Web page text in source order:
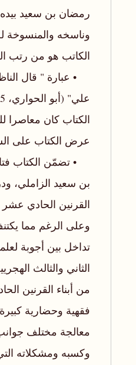
رمضان بن سعيد
وناسخه والمنسوخة
الكاتب هو من رتب
• عبارة " قال
الكتاب كان
عرض الكتاب على
• تضمّن الكتاب
بن سعيد الزاملي،
القرنين الحادي
وعلى الرغم مما
تداخل بين أجوبة
الثاني والثالث
من أبناء القرنين
فقهية وحضارية
معالجة مختلف
وكسبه ومشكلاته